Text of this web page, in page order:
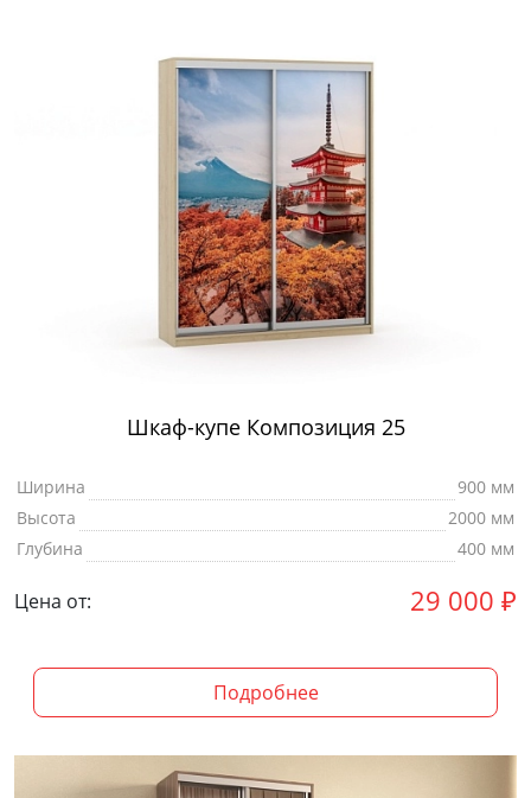
Шкаф-купе Композиция 25
Ширина
900 мм
Высота
2000 мм
Глубина
400 мм
Цена от: 29 000 ₽
Подробнее